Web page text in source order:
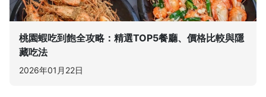
桃園蝦吃到飽全攻略：精選TOP5餐廳、價格比較與隱
藏吃法
2026年01月22日